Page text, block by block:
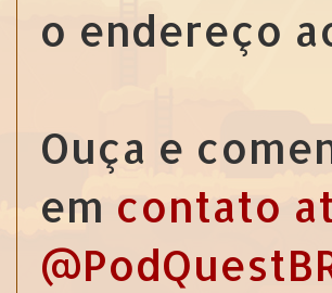
o endereço
Ouça e
em contato